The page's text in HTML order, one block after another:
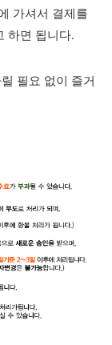
가셔서 결제를
하면 됩니다.
필요 없이 즐거